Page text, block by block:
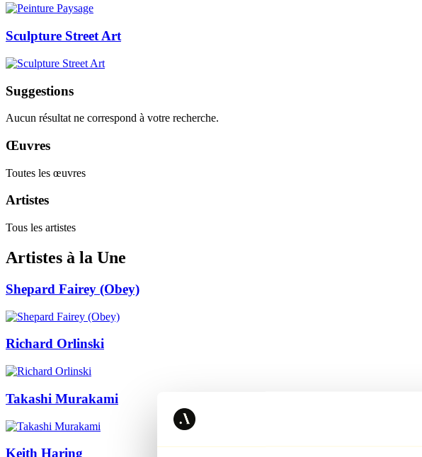
Sculpture Street Art
Suggestions
Aucun résultat ne correspond à votre recherche.
Œuvres
Toutes les œuvres
Artistes
Tous les artistes
Artistes à la Une
Shepard Fairey (Obey)
Richard Orlinski
Takashi Murakami
Keith Haring